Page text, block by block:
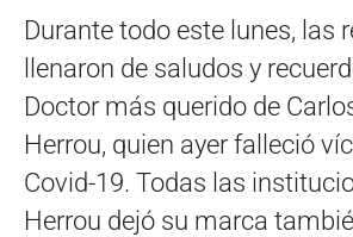
Durante todo este lunes, las
llenaron de saludos y
Doctor más querido de
Herrou, quien ayer falleció
Covid-19. Todas las
Herrou dejó su marca